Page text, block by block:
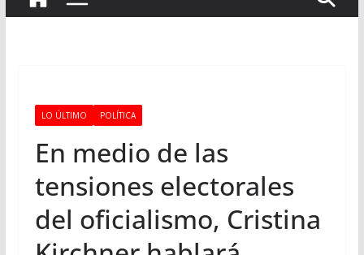
LO ÚLTIMO POLÍTICA
En medio de las
tensiones electorales
del oficialismo, Cristina